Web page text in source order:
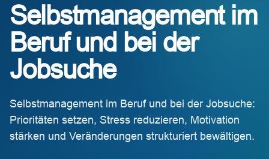
Selbstmanagement im
Beruf und bei der
Jobsuche
Selbstmanagement im Beruf und bei der Jobsuche:
Prioritäten setzen, Stress reduzieren, Motivation
stärken und Veränderungen strukturiert bewältigen.